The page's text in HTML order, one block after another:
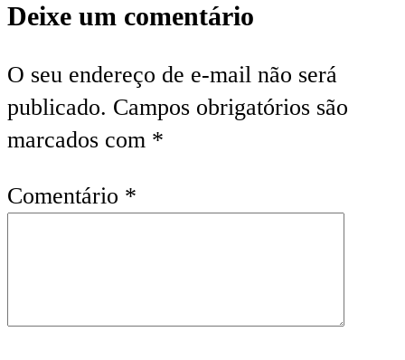
Deixe um comentário
O seu endereço de e-mail não será
publicado. Campos obrigatórios são
marcados com *
Comentário *